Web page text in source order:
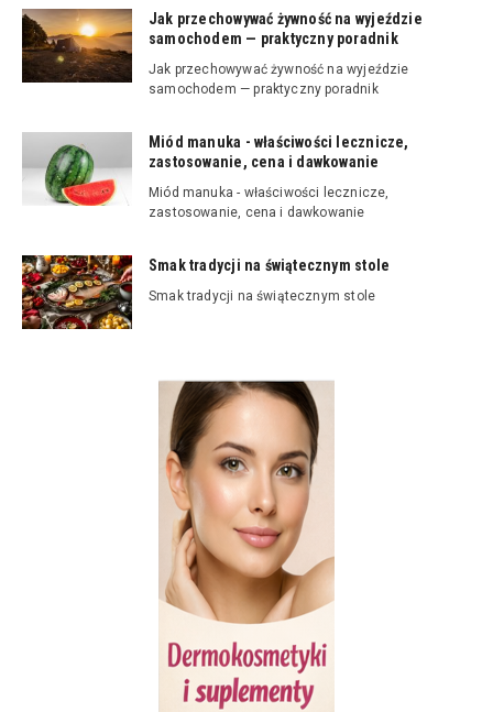
Jak przechowywać żywność na wyjeździe
samochodem — praktyczny poradnik
Jak przechowywać żywność na wyjeździe
samochodem — praktyczny poradnik
Miód manuka - właściwości lecznicze,
zastosowanie, cena i dawkowanie
Miód manuka - właściwości lecznicze,
zastosowanie, cena i dawkowanie
Smak tradycji na świątecznym stole
Smak tradycji na świątecznym stole